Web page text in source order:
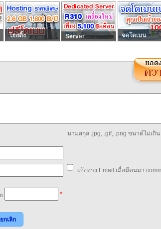
โฮสติ้ง Server จดโดเมน
นามสกุล .jpg, .gif, .png ขนาด์ไม่เกิ
แจ้งทาง Email เมื่อมีคนมา
*
ยกเลิก